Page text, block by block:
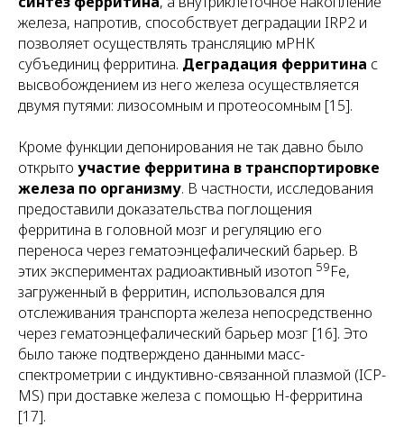
железа, напротив, способствует деградации IRP2 и
позволяет осуществлять трансляцию мРНК
субъединиц ферритина. Деградация ферритина с
высвобождением из него железа осуществляется
двумя путями: лизосомным и протеосомным [15].
Кроме функции депонирования не так давно было
открыто участие ферритина в транспортировке
железа по организму. В частности, исследования
предоставили доказательства поглощения
ферритина в головной мозг и регуляцию его
переноса через гематоэнцефалический барьер. В
этих экспериментах радиоактивный изотоп 59Fe,
загруженный в ферритин, использовался для
отслеживания транспорта железа непосредственно
через гематоэнцефалический барьер мозг [16]. Это
было также подтверждено данными масс-
спектрометрии с индуктивно-связанной плазмой (ICP-
MS) при доставке железа с помощью H-ферритина
[17].